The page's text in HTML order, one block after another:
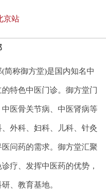
京站
简称御方堂)是国内知名中
特色中医门诊。御方堂门
医骨关节病、中医肾病等
外科、妇科、儿科、针灸
问药的需求。御方堂汇聚
疗、发挥中医药的优势，
、教育基地。